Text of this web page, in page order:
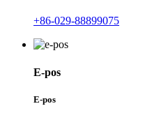
+86-029-88899075
E-pos
E-pos